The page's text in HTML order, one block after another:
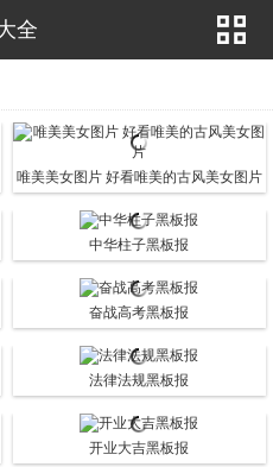
全
唯美美女图片 好看唯美的古风美女图片
中华柱子黑板报
奋战高考黑板报
法律法规黑板报
开业大吉黑板报